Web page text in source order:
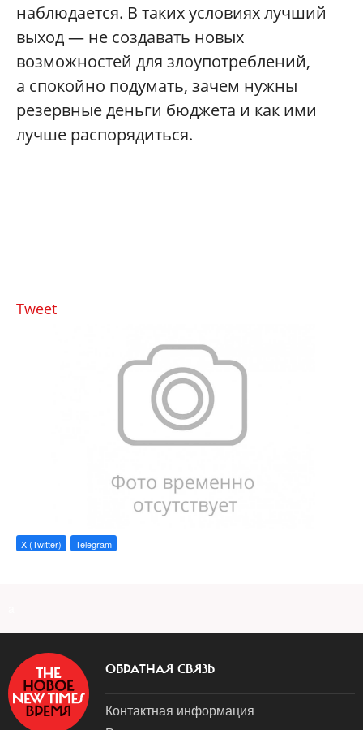
наблюдается. В таких условиях лучший
выход — не создавать новых
возможностей для злоупотреблений,
а спокойно подумать, зачем нужны
резервные деньги бюджета и как ими
лучше распорядиться.
Tweet
X (Twitter) Telegram
ОБРАТНАЯ СВЯЗЬ
Контактная информация